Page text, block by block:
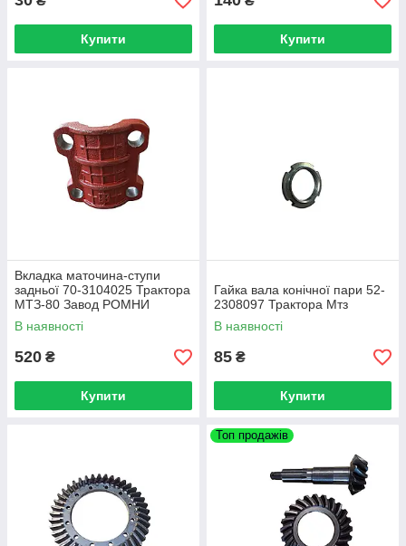
Купити Купити
Вкладка маточина-ступи
задньої 70-3104025 Трактора
МТЗ-80 Завод РОМНИ
В наявності
520 ₴
Купити
Гайка вала конічної пари 52-
2308097 Трактора Мтз
В наявності
85 ₴
Купити
Топ продажів